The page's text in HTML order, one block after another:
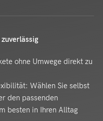
ohne Umwege direkt zu
Wählen Sie selbst
den passenden
besten in Ihren Alltag